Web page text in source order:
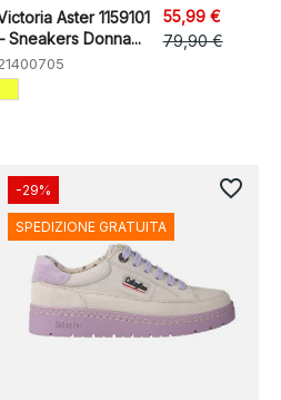
Aster 1159101
Sneakers Donna...
55,99 €
79,90 €
-29%
SPEDIZIONE GRATUITA
favorite_border